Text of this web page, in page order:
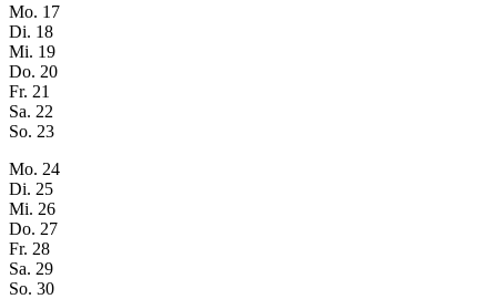
Mo. 17
Di. 18
Mi. 19
Do. 20
Fr. 21
Sa. 22
So. 23
Mo. 24
Di. 25
Mi. 26
Do. 27
Fr. 28
Sa. 29
So. 30